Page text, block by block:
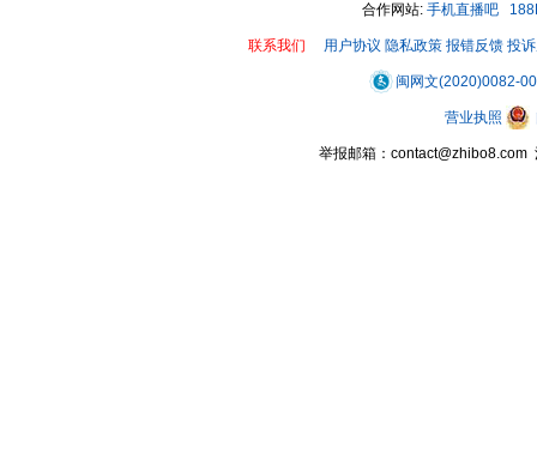
合作网站: 手机直播吧
联系我们 用户协议 隐私政策 报错反馈 投
闽网文(2020)0082-
营业执照
举报邮箱：